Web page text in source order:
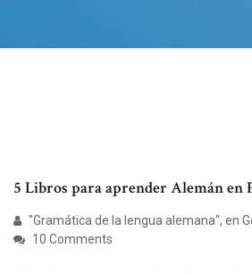
5 Libros para aprender Alemán en
"Gramática de la lengua alemana", en
10 Comments